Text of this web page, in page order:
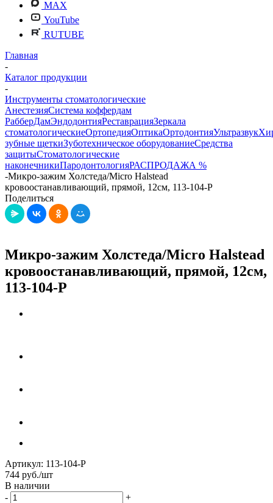
MAX
YouTube
RUTUBE
Главная
-
Каталог продукции
-
Инструменты стоматологические
АнестезияСистема коффердам
РабберДамЭндодонтияРеставрацияЗеркала
стоматологическиеОртопедияОптикаОртодонтияУльтразвук
зубные щеткиЗуботехническое оборудованиеСредства
защитыСтоматологические
наконечникиПародонтологияРАСПРОДАЖА %
-Микро-зажим Холстеда/Micro Halstead
кровоостанавливающий, прямой, 12см, 113-104-P
Поделиться
Микро-зажим Холстеда/Micro Halstead
кровоостанавливающий, прямой, 12см,
113-104-P
Артикул: 113-104-P
744 руб./шт
В наличии
-
+